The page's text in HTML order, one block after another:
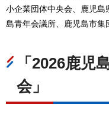
小企業団体中央会、鹿児島
島青年会議所、鹿児島市集
「2026鹿児
会」